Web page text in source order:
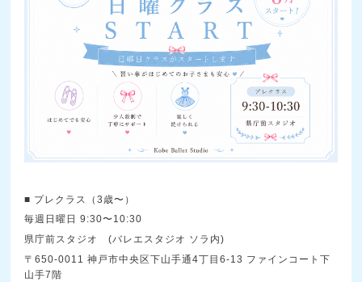
■ プレクラス（3歳〜）
毎週日曜日 9:30〜10:30
県庁前スタジオ (バレエスタジオ ソラ内)
〒650-0011 神戸市中央区下山手通4丁目6-13 ファインコート下
山手7階